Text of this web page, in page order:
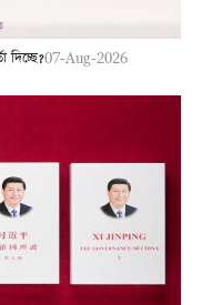
দিচ্ছে?07-Aug-2026